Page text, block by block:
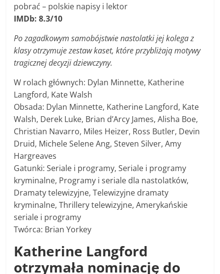
pobrać – polskie napisy i lektor
IMDb: 8.3/10
Po zagadkowym samobójstwie nastolatki jej kolega z
klasy otrzymuje zestaw kaset, które przybliżają motywy
tragicznej decyzji dziewczyny.
W rolach głównych: Dylan Minnette, Katherine
Langford, Kate Walsh
Obsada: Dylan Minnette, Katherine Langford, Kate
Walsh, Derek Luke, Brian d’Arcy James, Alisha Boe,
Christian Navarro, Miles Heizer, Ross Butler, Devin
Druid, Michele Selene Ang, Steven Silver, Amy
Hargreaves
Gatunki: Seriale i programy, Seriale i programy
kryminalne, Programy i seriale dla nastolatków,
Dramaty telewizyjne, Telewizyjne dramaty
kryminalne, Thrillery telewizyjne, Amerykańskie
seriale i programy
Twórca: Brian Yorkey
Katherine Langford
otrzymała nominację do